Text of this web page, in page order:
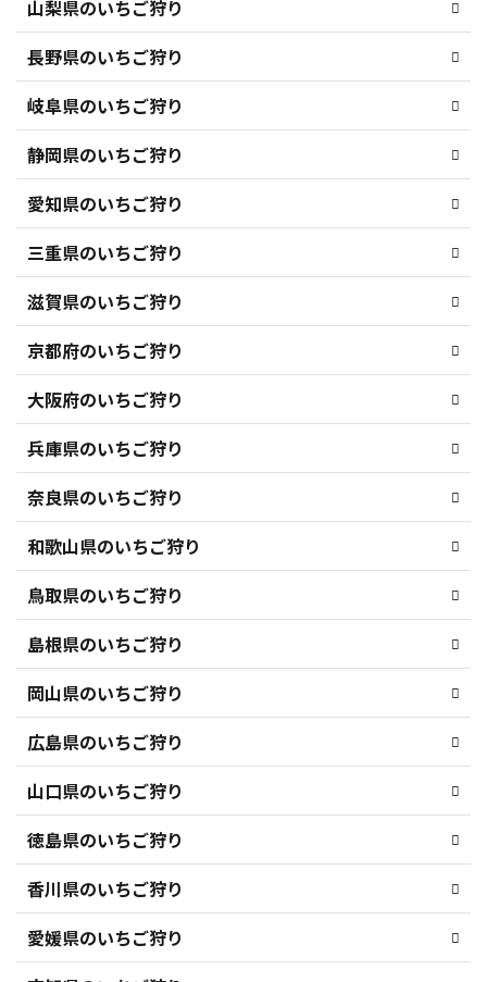
山梨県のいちご狩り
長野県のいちご狩り
岐阜県のいちご狩り
静岡県のいちご狩り
愛知県のいちご狩り
三重県のいちご狩り
滋賀県のいちご狩り
京都府のいちご狩り
大阪府のいちご狩り
兵庫県のいちご狩り
奈良県のいちご狩り
和歌山県のいちご狩り
鳥取県のいちご狩り
島根県のいちご狩り
岡山県のいちご狩り
広島県のいちご狩り
山口県のいちご狩り
徳島県のいちご狩り
香川県のいちご狩り
愛媛県のいちご狩り